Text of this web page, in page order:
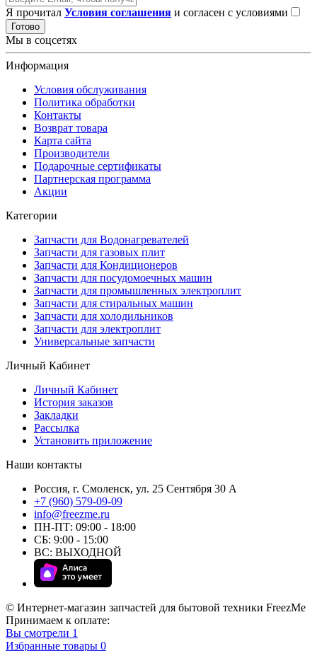
Я прочитал Условия соглашения и согласен с условиями
Готово
Мы в соцсетях
Информация
Условия обслуживания
Политика обработки
Контакты
Возврат товара
Карта сайта
Производители
Подарочные сертификаты
Партнерская программа
Акции
Категории
Запчасти для Водонагревателей
Запчасти для газовых плит
Запчасти для Кондиционеров
Запчасти для посудомоечных машин
Запчасти для промышленных электроплит
Запчасти для стиральных машин
Запчасти для холодильников
Запчасти для электроплит
Универсальные запчасти
Личный Кабинет
Личный Кабинет
История заказов
Закладки
Рассылка
Установить приложение
Наши контакты
Россия, г. Смоленск, ул. 25 Сентября 30 А
+7 (960) 579-09-09
info@freezme.ru
ПН-ПТ: 09:00 - 18:00
СБ: 9:00 - 15:00
ВС: ВЫХОДНОЙ
© Интернет-магазин запчастей для бытовой техники FreezMe
Принимаем к оплате:
Вы смотрели 1
Избранные товары 0